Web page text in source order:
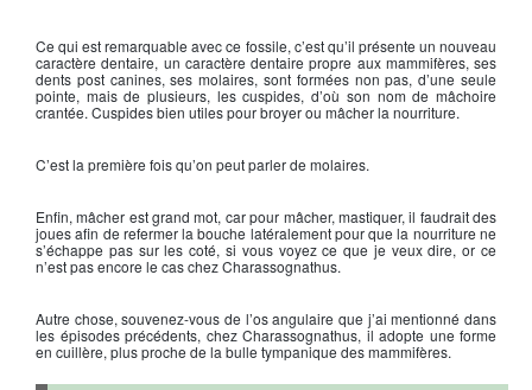
Ce qui est remarquable avec ce fossile, c’est qu’il présente un nouveau
caractère dentaire, un caractère dentaire propre aux mammifères, ses
dents post canines, ses molaires, sont formées non pas, d’une seule
pointe, mais de plusieurs, les cuspides, d’où son nom de mâchoire
crantée. Cuspides bien utiles pour broyer ou mâcher la nourriture.
C’est la première fois qu’on peut parler de molaires.
Enfin, mâcher est grand mot, car pour mâcher, mastiquer, il faudrait des
joues afin de refermer la bouche latéralement pour que la nourriture ne
s’échappe pas sur les coté, si vous voyez ce que je veux dire, or ce
n’est pas encore le cas chez Charassognathus.
Autre chose, souvenez-vous de l’os angulaire que j’ai mentionné dans
les épisodes précédents, chez Charassognathus, il adopte une forme
en cuillère, plus proche de la bulle tympanique des mammifères.